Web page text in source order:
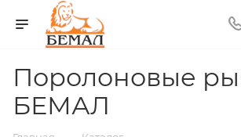
Поролоновые
БЕМАЛ